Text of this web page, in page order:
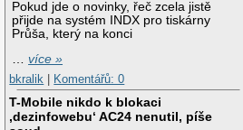
Pokud jde o novinky, řeč zcela jistě
přijde na systém INDX pro tiskárny
Průša, který na konci
…více »
bkralik | Komentářů: 0
T-Mobile nikdo k blokaci
‚dezinfowebu‘ AC24 nenutil, píše